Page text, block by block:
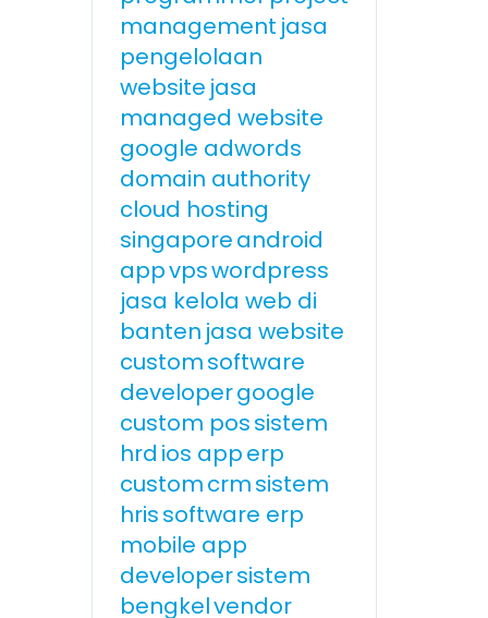
management jasa
pengelolaan
website jasa
managed website
google adwords
domain authority
cloud hosting
singaporeandroid
appvpswordpress
jasa kelola web di
banten jasa website
customsoftware
developergoogle
custom possistem
hrd ios apperp
customcrmsistem
hrissoftware erp
mobile app
developersistem
bengkelvendor